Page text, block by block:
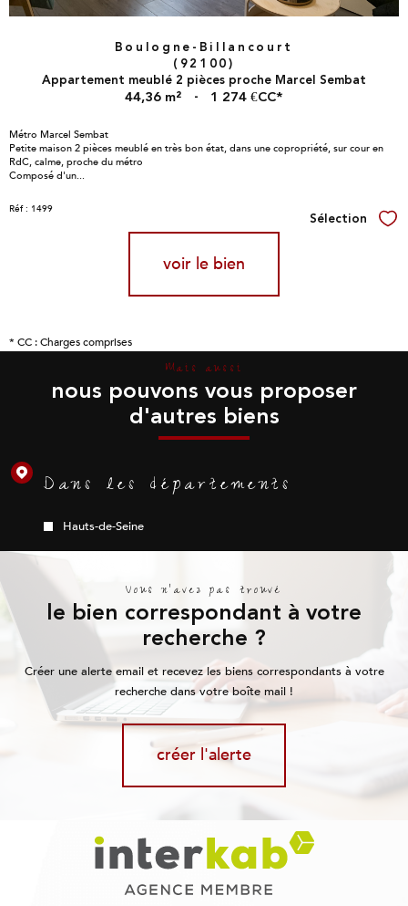
Boulogne-Billancourt
(92100)
Appartement meublé 2 pièces proche Marcel Sembat
44,36 m² - 1 274 €CC*
Métro Marcel Sembat
Petite maison 2 pièces meublé en très bon état, dans une copropriété, sur cour en
RdC, calme, proche du métro
Composé d'un...
Réf : 1499
Sélection
voir le bien
* CC : Charges comprises
Mais aussi
nous pouvons vous proposer
d'autres biens
Dans les départements
Hauts-de-Seine
Vous n'avez pas trouvé
le bien correspondant à votre
recherche ?
Créer une alerte email et recevez les biens correspondants à votre
recherche dans votre boîte mail !
créer l'alerte